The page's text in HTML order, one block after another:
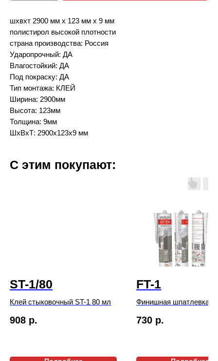
шхвхт 2900 мм х 123 мм х 9 мм
полистирол высокой плотности
страна производства: Россия
Ударопрочный: ДА
Влагостойкий: ДА
Под покраску: ДА
Тип монтажа: КЛЕЙ
Ширина: 2900мм
Высота: 123мм
Толщина: 9мм
ШxВxТ: 2900x123x9 мм
С этим покупают:
ST-1/80
Клей стыковочный ST-1 80 мл
908 р.
FT-1
Финишная шпатлевка
730 р.